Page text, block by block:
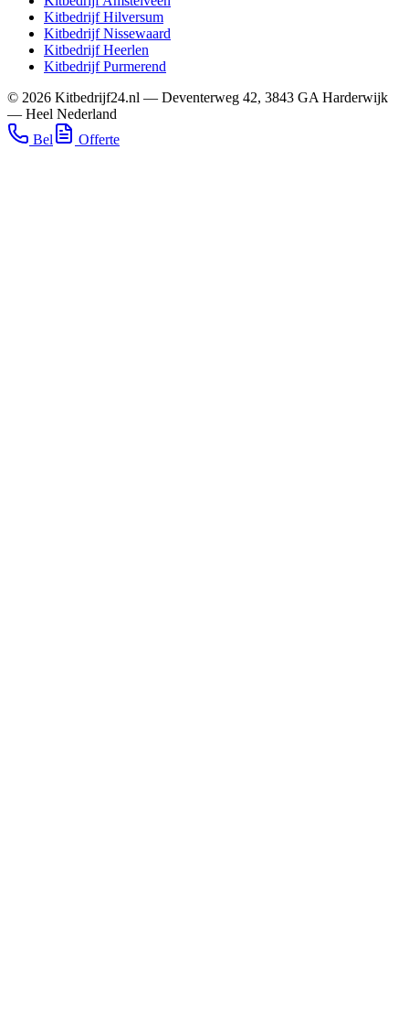
KitbedrijfHilversum
KitbedrijfNissewaard
KitbedrijfHeerlen
KitbedrijfPurmerend
© 2026 Kitbedrijf24.nl — Deventerweg 42, 3843 GA Harderwijk
— Heel Nederland
Bel
Offerte